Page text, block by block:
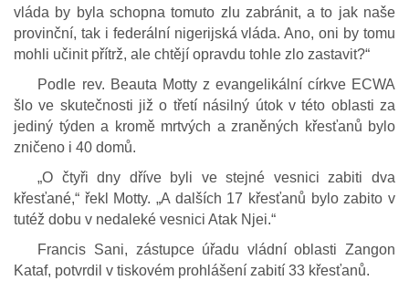
vláda by byla schopna tomuto zlu zabránit, a to jak naše
provinční, tak i federální nigerijská vláda. Ano, oni by tomu
mohli učinit přítrž, ale chtějí opravdu tohle zlo zastavit?“
Podle rev. Beauta Motty z evangelikální církve ECWA
šlo ve skutečnosti již o třetí násilný útok v této oblasti za
jediný týden a kromě mrtvých a zraněných křesťanů bylo
zničeno i 40 domů.
„O čtyři dny dříve byli ve stejné vesnici zabiti dva
křesťané,“ řekl Motty. „A dalších 17 křesťanů bylo zabito v
tutéž dobu v nedaleké vesnici Atak Njei.“
Francis Sani, zástupce úřadu vládní oblasti Zangon
Kataf, potvrdil v tiskovém prohlášení zabití 33 křesťanů.